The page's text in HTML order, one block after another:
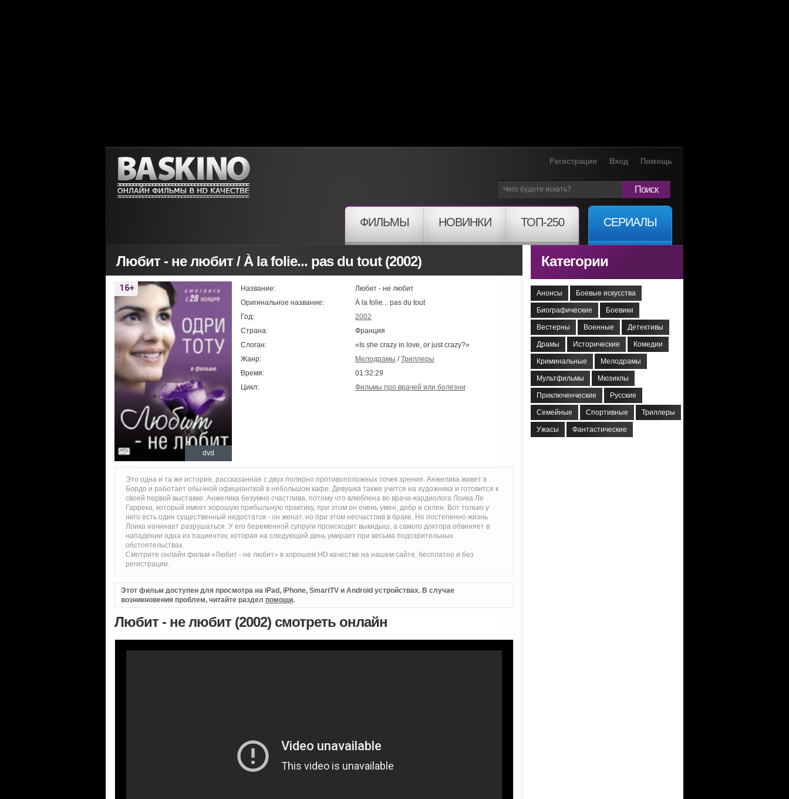
Регистрация Вход Помощь
Поиск
ФИЛЬМЫ НОВИНКИ ТОП-250 СЕРИАЛЫ
Любит - не любит / À la folie... pas du tout (2002)
dvd
Название:
Любит - не любит
Оригинальное название:
À la folie... pas du tout
Год:
2002
Страна:
Франция
Слоган:
«Is she crazy in love, or just crazy?»
Жанр:
Мелодрамы /Триллеры
Время:
01:32:29
Цикл:
Фильмы про врачей или болезни
Это одна и та же история, рассказанная с двух полярно противоположных точек зрения. Анжелика живет в
Бордо и работает обычной официанткой в небольшом кафе. Девушка также учится на художника и готовится к
своей первой выставке. Анжелика безумно счастлива, потому что влюблена во врача-кардиолога Лоика Ле
Гаррека, который имеет хорошую прибыльную практику, при этом он очень умен, добр и силен. Вот только у
него есть один существенный недостаток - он женат, но при этом несчастлив в браке. Но постепенно жизнь
Лоика начинает разрушаться. У его беременной супруги происходит выкидыш, а самого доктора обвиняет в
нападении одна из пациенток, которая на следующий день умирает при весьма подозрительных
обстоятельствах.
Смотрите онлайн фильм «Любит - не любит» в хорошем HD качестве на нашем сайте, бесплатно и без
регистрации.
Этот фильм доступен для просмотра на iPad, iPhone, SmartTV и Android устройствах. В случае
возникновения проблем, читайте раздел помощи.
Любит - не любит (2002) смотреть онлайн
Категории
Анонсы Боевые искусства
Биографические Боевики
Вестерны Военные Детективы
Драмы Исторические Комедии
Криминальные Мелодрамы
Мультфильмы Мюзиклы
Приключенческие Русские
Семейные Спортивные Триллеры
Ужасы Фантастические